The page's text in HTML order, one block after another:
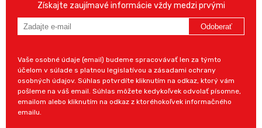
Získajte zaujímavé informácie vždy medzi prvými
Odoberať
Vaše osobné údaje (email) budeme spracovávať len za týmto
účelom v súlade s platnou legislatívou a zásadami ochrany
osobných údajov. Súhlas potvrdíte kliknutím na odkaz, ktorý vám
pošleme na váš email. Súhlas môžete kedykoľvek odvolať písomne,
emailom alebo kliknutím na odkaz z ktoréhokoľvek informačného
emailu.